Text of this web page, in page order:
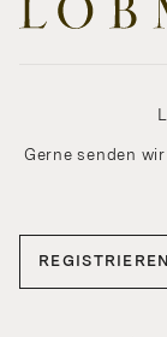
Gerne senden
REGISTRIEREN